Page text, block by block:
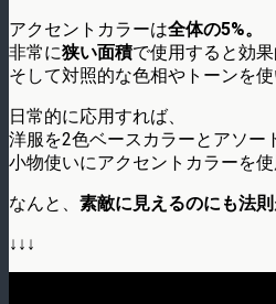
アクセントカラーは全体の5%。
非常に狭い面積で使用すると効果
そして対照的な色相やトーンを使
日常的に応用すれば、
洋服を2色ベースカラーとアソー
小物使いにアクセントカラーを使
なんと、 素敵に見えるのにも法則
↓↓↓